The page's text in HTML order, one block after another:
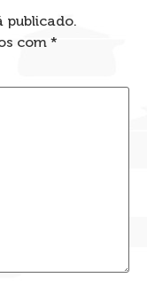
publicado.
com *